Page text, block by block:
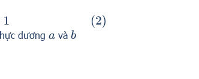
( 2)
dương avà b